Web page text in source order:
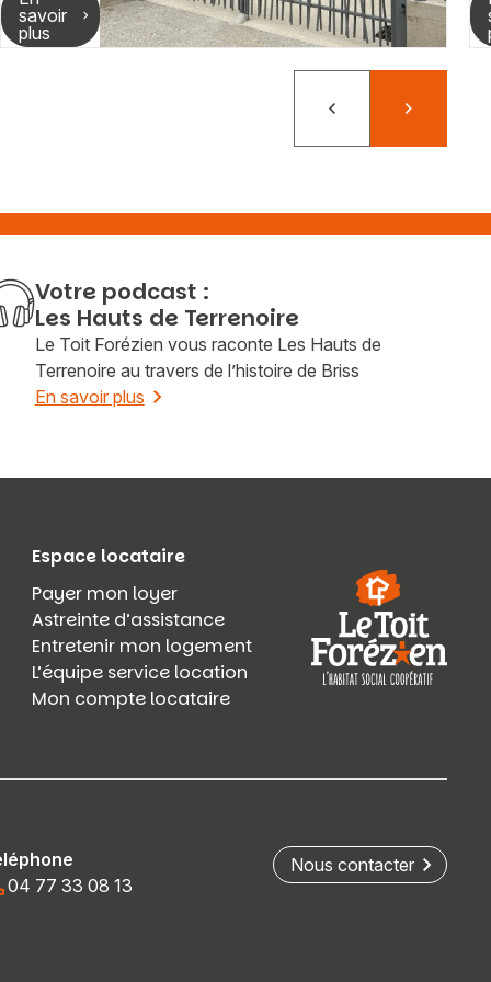
savoir
plus
PrécédentSuivant
Votre podcast :
Les Hauts de Terrenoire
Le Toit Forézien vous raconte Les Hauts de
Terrenoire au travers de l’histoire de Briss
En savoir plus
Espace locataire
Payer mon loyer
Astreinte d’assistance
Entretenir mon logement
L’équipe service location
Mon compte locataire
04 77 33 08 13
Nous contacter